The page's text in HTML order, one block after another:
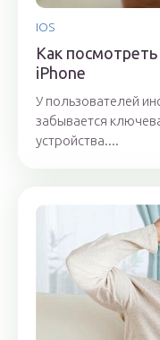
IOS
Как
iPhone
У пользователей
забывается
устройства....